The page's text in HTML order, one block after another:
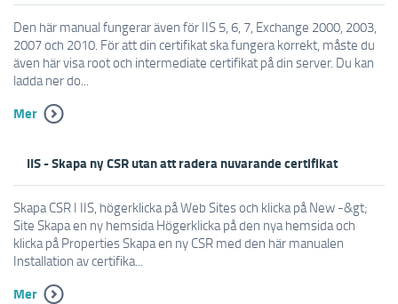
Den här manual fungerar även för IIS 5, 6, 7, Exchange 2000, 2003,
2007 och 2010. För att din certifikat ska fungera korrekt, måste du
även här visa root och intermediate certifikat på din server. Du kan
ladda ner do...
Mer
IIS - Skapa ny CSR utan att radera nuvarande certifikat
Skapa CSR I IIS, högerklicka på Web Sites och klicka på New -&gt;
Site Skapa en ny hemsida Högerklicka på den nya hemsida och
klicka på Properties Skapa en ny CSR med den här manualen
Installation av certifika...
Mer